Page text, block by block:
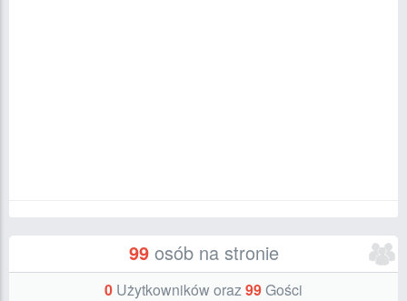
99osób na stronie
0 Użytkowników oraz99Gości